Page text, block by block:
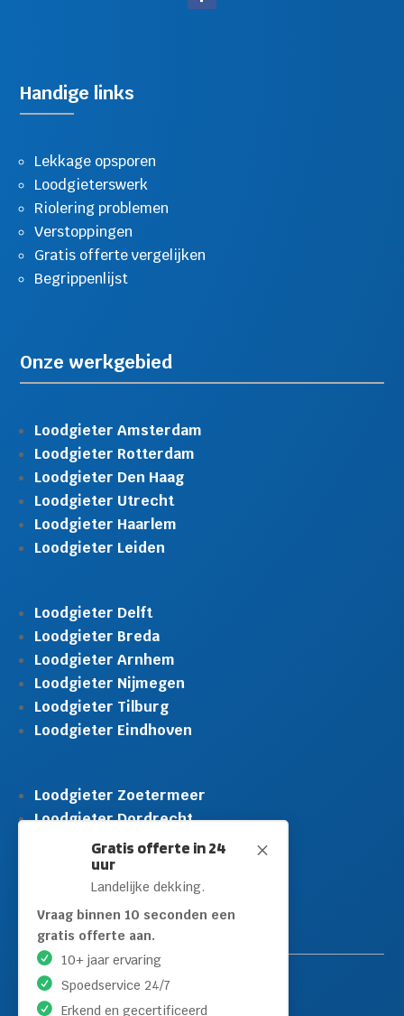
M
Gratis offerte in 24
uur
Landelijke dekking.
Vraag binnen 10 seconden een
gratis offerte aan.
10+ jaar ervaring
Spoedservice 24/7
Erkend en gecertificeerd
Handige links
Lekkage opsporen
Loodgieterswerk
Riolering problemen
Verstoppingen
Gratis offerte vergelijken
Begrippenlijst
Onze werkgebied
Loodgieter Amsterdam
Loodgieter Rotterdam
Loodgieter Den Haag
Loodgieter Utrecht
Loodgieter Haarlem
Loodgieter Leiden
Loodgieter Delft
Loodgieter Breda
Loodgieter Arnhem
Loodgieter Nijmegen
Loodgieter Tilburg
Loodgieter Eindhoven
Loodgieter Zoetermeer
Loodgieter Dordrecht
Loodgieter Rijswijk
Loodgieter Schiedam
Loodgieter Leidschendam
Loodgieter Hilversum